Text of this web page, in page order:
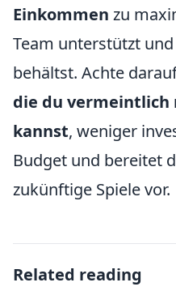
Einkommen zu
Team unterstützt
behältst. Achte
die du vermeintlich
kannst, weniger
Budget und bereitet
zukünftige Spiele vor.
Related reading